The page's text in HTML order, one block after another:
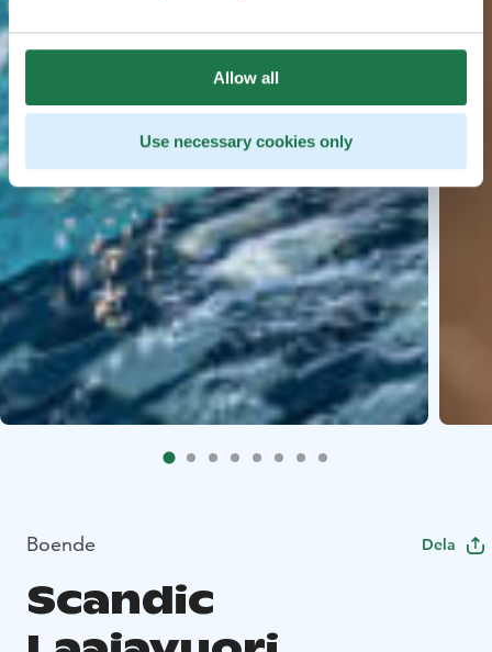
Allow all
Use necessary cookies only
Boende Dela
Scandic